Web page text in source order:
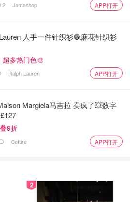
，葱切葱花，姜切丝，蒜切片，
2 Jomashop APP打开
人手一件针织衫🧶麻花针织衫
超多热门色🎨
Ralph Lauren APP打开
Margiela马吉拉 卖疯了💥数字
9折
Cettire APP打开
2